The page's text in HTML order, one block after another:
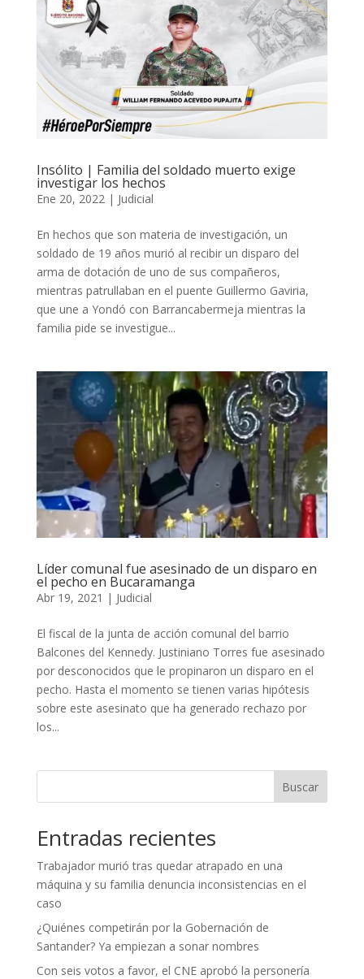
Insólito | Familia del soldado muerto exige
investigar los hechos
Ene 20, 2022| Judicial
En hechos que son materia de investigación, un
soldado de 19 años murió al recibir un disparo del
arma de dotación de uno de sus compañeros,
mientras patrullaban en el puente Guillermo Gaviria,
que une a Yondó con Barrancabermeja mientras la
familia pide se investigue...
Líder comunal fue asesinado de un disparo en
el pecho en Bucaramanga
Abr 19, 2021 | Judicial
El fiscal de la junta de acción comunal del barrio
Balcones del Kennedy. Justiniano Torres fue asesinado
por desconocidos que le propinaron un disparo en el
pecho. Hasta el momento se tienen varias hipótesis
sobre este asesinato que ha generado rechazo por
los...
Buscar
Entradas recientes
Trabajador murió tras quedar atrapado en una
máquina y su familia denuncia inconsistencias en el
caso
¿Quiénes competirán por la Gobernación de
Santander? Ya empiezan a sonar nombres
Con seis votos a favor, el CNE aprobó la personería